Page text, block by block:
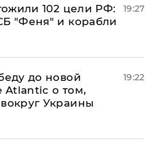
102 цели РФ:
"Феня" и корабли
19:27
до новой
Atlantic о том,
Украины
19:22